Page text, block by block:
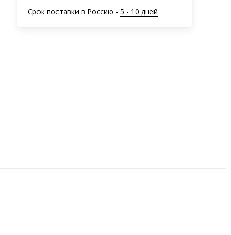
Срок поставки в Россию - 5 - 10 дней